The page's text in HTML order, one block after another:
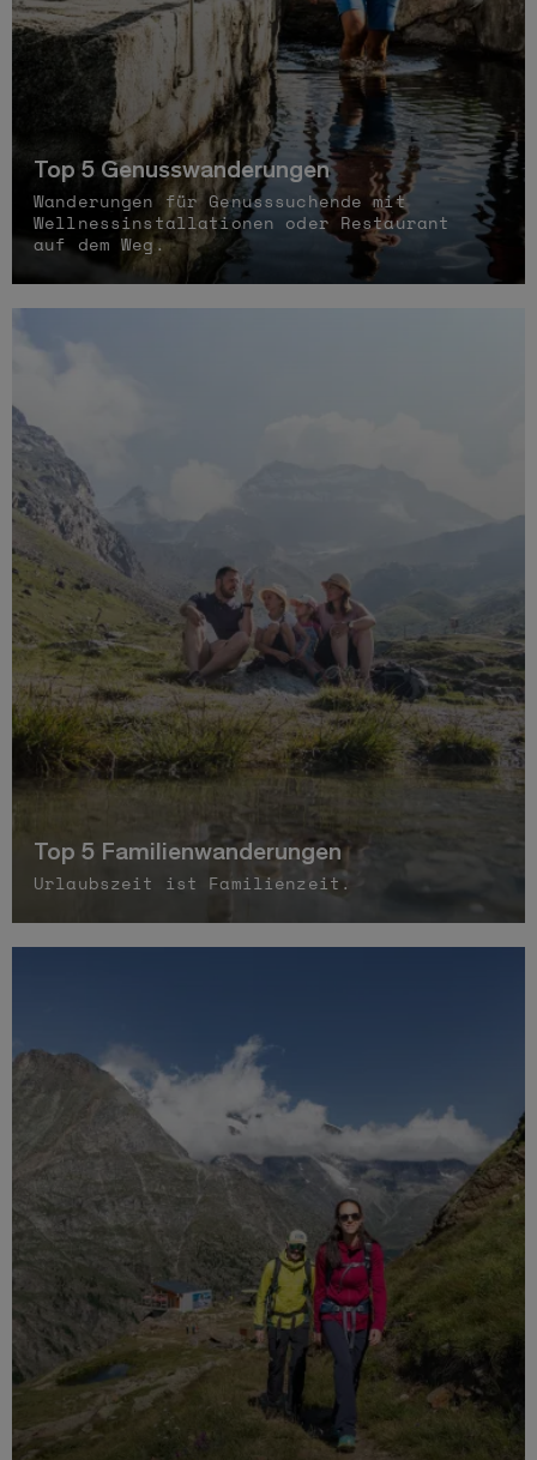
Top 5 Genusswanderungen
Wanderungen für Genusssuchende mit
Wellnessinstallationen oder Restaurant
auf dem Weg.
Top 5 Familienwanderungen
Urlaubszeit ist Familienzeit.